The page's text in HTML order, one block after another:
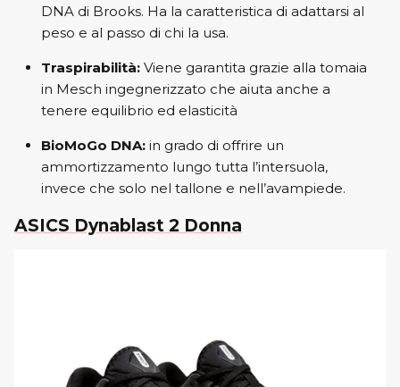
DNA di Brooks. Ha la caratteristica di adattarsi al
peso e al passo di chi la usa.
Traspirabilità: Viene garantita grazie alla tomaia
in Mesch ingegnerizzato che aiuta anche a
tenere equilibrio ed elasticità
BioMoGo DNA: in grado di offrire un
ammortizzamento lungo tutta l’intersuola,
invece che solo nel tallone e nell’avampiede.
ASICS Dynablast 2 Donna